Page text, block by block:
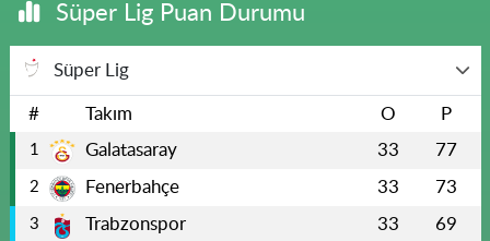
Süper Lig Puan Durumu
Süper Lig
# Takım O P
1 Galatasaray 33 77
2 Fenerbahçe 33 73
3 Trabzonspor 33 69